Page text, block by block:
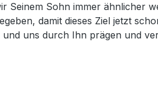
Seinem Sohn immer ähnlicher
damit dieses Ziel jetzt
uns durch Ihn prägen und